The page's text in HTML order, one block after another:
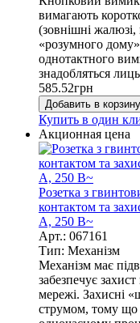
вимагають
(зовнішні жалюзі,
«розумного
однотактного
знадобляться
585.52грн
Добавить в корзину
Купить в один
Акционная цена
Розетка з
контактом та
А, 250 В~
Арт.: 067161
Тип: Механізм
Механізм має
забезпечує
мережі. Захисні
струмом, тому що